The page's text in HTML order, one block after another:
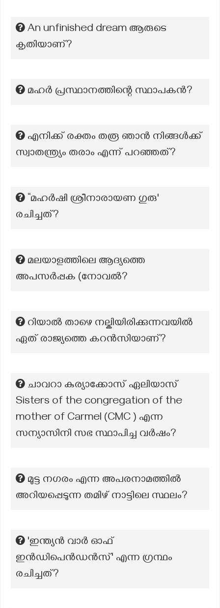
An unfinished dream ആരുടെ
കൃതിയാണ്?
മഹർ പ്രസ്ഥാനത്തിന്റെ സ്ഥാപകൻ?
എനിക്ക് രക്തം തരൂ ഞാൻ നിങ്ങൾക്ക്
സ്വാതന്ത്ര്യം തരാം എന്ന് പറഞ്ഞത്?
“മഹർഷി ശ്രീനാരായണ ഗുരു'
രചിച്ചത്?
മലയാളത്തിലെ ആദ്യത്തെ
അപസര്‍പ്പക (നോവല്‍?
റിയാൽ താഴെ നല്കിയിരിക്കുന്നവയിൽ
ഏത് രാജ്യത്തെ കറൻസിയാണ്?
ചാവറാ കുര്യാക്കോസ് ഏലിയാസ്
Sisters of the congregation of the
mother of Carmel (CMC ) എന്ന
സന്യാസിനി സഭ സ്ഥാപിച്ച വർഷം?
മുട്ട നഗരം എന്ന അപരനാമത്തിൽ
അറിയപ്പെടുന്ന തമിഴ് നാട്ടിലെ സ്ഥലം?
'ഇന്ത്യൻ വാർ ഓഫ്
ഇൻഡിപെൻഡൻസ്' എന്ന ഗ്രന്ഥം
രചിച്ചത്?